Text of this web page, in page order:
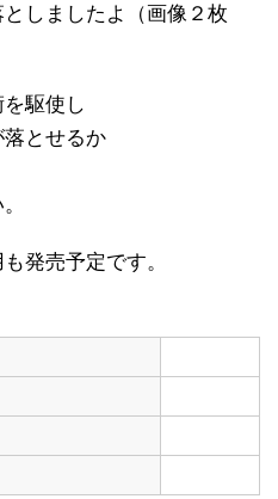
しましたよ（画像２枚
駆使し
とせるか
発売予定です。